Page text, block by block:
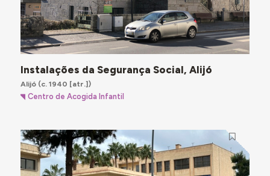
Instalações da Segurança Social, Alijó
Alijó(c. 1940 [atr.])
Centro de Acogida Infantil